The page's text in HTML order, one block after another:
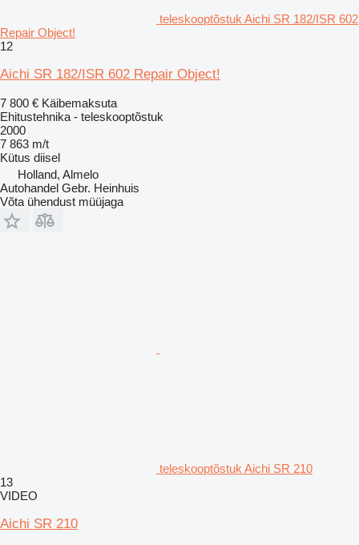
teleskooptõstuk Aichi SR 182/ISR 602
Repair Object!
12
Aichi SR 182/ISR 602 Repair Object!
7 800 € Käibemaksuta
Ehitustehnika - teleskooptõstuk
2000
7 863 m/t
Kütus diisel
Holland, Almelo
Autohandel Gebr. Heinhuis
Võta ühendust müüjaga
teleskooptõstuk Aichi SR 210
13
VIDEO
Aichi SR 210